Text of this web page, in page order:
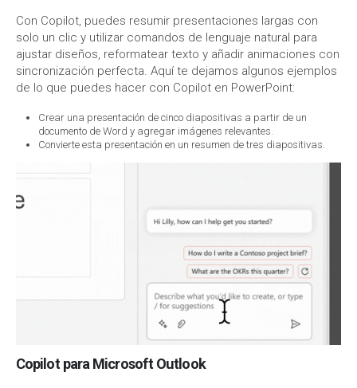
Con Copilot, puedes resumir presentaciones largas con
solo un clic y utilizar comandos de lenguaje natural para
ajustar diseños, reformatear texto y añadir animaciones con
sincronización perfecta. Aquí te dejamos algunos ejemplos
de lo que puedes hacer con Copilot en PowerPoint:
Crear una presentación de cinco diapositivas a partir de un
documento de Word y agregar imágenes relevantes.
Convierte esta presentación en un resumen de tres diapositivas.
Copilot para Microsoft Outlook